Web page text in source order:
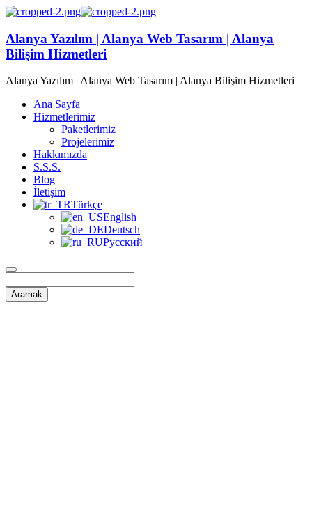
Alanya Yazılım | Alanya Web Tasarım | Alanya
Bilişim Hizmetleri
Alanya Yazılım | Alanya Web Tasarım | Alanya Bilişim Hizmetleri
Ana Sayfa
Hizmetlerimiz
Paketlerimiz
Projelerimiz
Hakkımızda
S.S.S.
Blog
İletişim
Türkçe
English
Deutsch
Русский